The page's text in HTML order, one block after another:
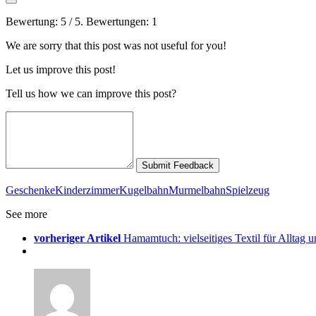
Bewertung: 5 / 5. Bewertungen: 1
We are sorry that this post was not useful for you!
Let us improve this post!
Tell us how we can improve this post?
Submit Feedback
GeschenkeKinderzimmerKugelbahnMurmelbahnSpielzeug
See more
vorheriger Artikel Hamamtuch: vielseitiges Textil für Alltag